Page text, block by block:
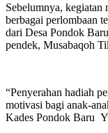
Sebelumnya,
berbagai perlombaan
dari Desa Pondok
pendek, Musabaqoh
“Penyerahan hadiah
motivasi bagi anak-
Kades Pondok Baru